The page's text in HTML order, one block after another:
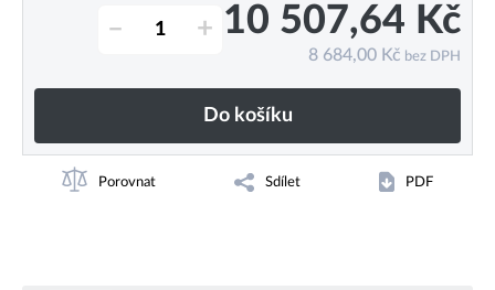
– + 10 507,64 Kč
8 684,00 Kč bez DPH
Do košíku
Porovnat Sdílet PDF